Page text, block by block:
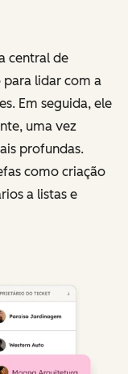
central de
para lidar com a
Em seguida, ele
uma vez
profundas.
como criação
a listas e